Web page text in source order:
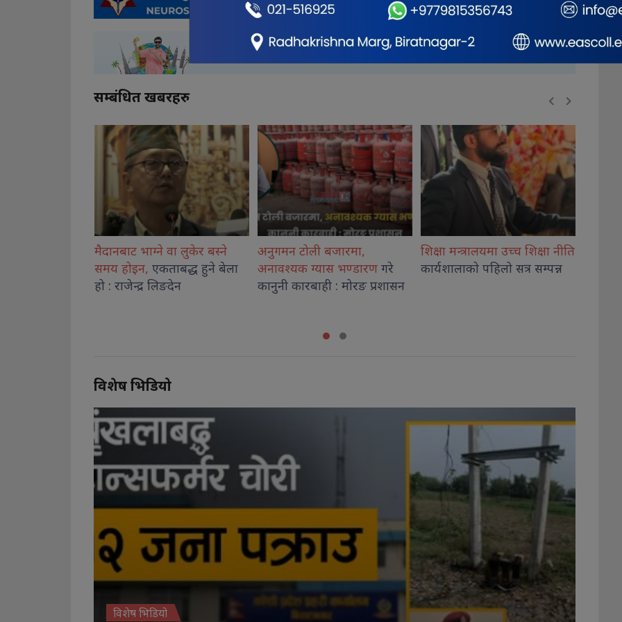
सम्बंधित खबरहरु
अनुगमन टोली बजारमा,
अनावश्यक ग्यास भण्डारण गरे
कानुनी कारबाही : मोरङ प्रशासन
शिक्षा मन्त्रालयमा उच्च शिक्षा नीति
कार्यशालाको पहिलो सत्र सम्पन्न
औषधि लिमिटेडदेखि नेपाल
एयरलाइन्ससम्म सकारात्मक
विशेष भिडियो
विशेष भिडियो